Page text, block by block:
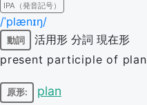
IPA（発音記号）
/ˈplænɪŋ/
動詞 活用形 分詞 現在形
present participle of plan
原形: plan